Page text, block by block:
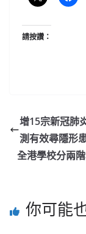
請按讚：
增15宗新冠肺
測有效尋隱形
全港學校分兩
你可能